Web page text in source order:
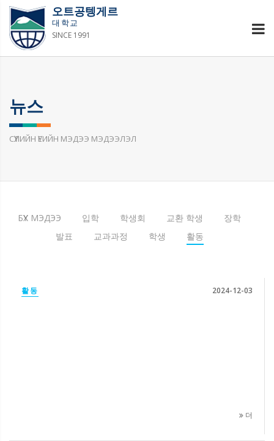
오트공텡게르
대학교
SINCE 1991
뉴스
СҮҮЛИЙН ҮЕИЙН МЭДЭЭ МЭДЭЭЛЭЛ
БҮХ МЭДЭЭ 입학 학생회 교환 학생
장학
발표
교과과정 학생 활동
활동 2024-12-03
더